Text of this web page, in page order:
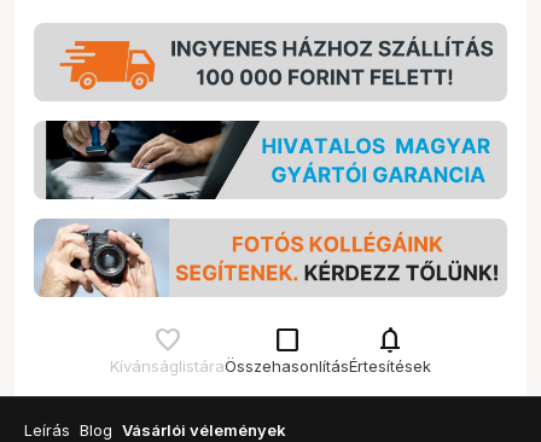
Kívánságlistára
check_box_outline_blank
Összehasonlítás
notifications
Értesítések
Leírás Blog Vásárlói vélemények